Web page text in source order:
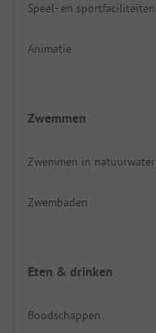
Speel- en sportfaciliteiten
Animatie
Zwemmen
Zwemmen in natuurwater
Zwembaden
Eten & drinken
Boodschappen